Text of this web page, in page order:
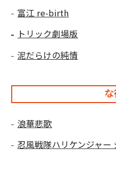
富江 re-birth
トリック劇場版
泥だらけの純情
浪華悲歌
忍風戦隊ハリケンジャー